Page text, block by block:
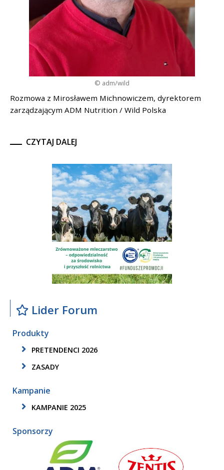
© adm/wild
Rozmowa z Mirosławem Michnowiczem, dyrektorem
zarządzającym ADM Nutrition / Wild Polska
CZYTAJ DALEJ
Lider Forum
Produkty
PRETENDENCI 2026
ZASADY
Kampanie
KAMPANIE 2025
Sponsorzy